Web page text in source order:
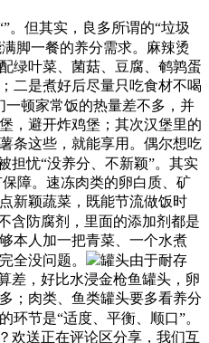
但其实，良多所谓的“垃圾
脚一餐的养分需求。麻辣烫
绿叶菜、菌菇、豆腐、鹌鹑蛋
二是煮好后尽量只吃食材不喝
一顿家常饭的热量差不多，并
，避开炸鸡堡；其次汉堡里的
条这些，就能享用。偶尔想吃
担忧“没养分、不新颖”。其实
障。速冻肉类的卵白质、矿
新颖蔬菜，既能节流做饭时
含防腐剂，里面的添加剂都是
本人加一把青菜、一个水煮
全没问题。
罐头由于耐存
差，好比水浸金枪鱼罐头，卵
；肉类、鱼类罐头要多看养分
节是“适度、平衡、顺口”。
欢送正在评论区分享，我们互